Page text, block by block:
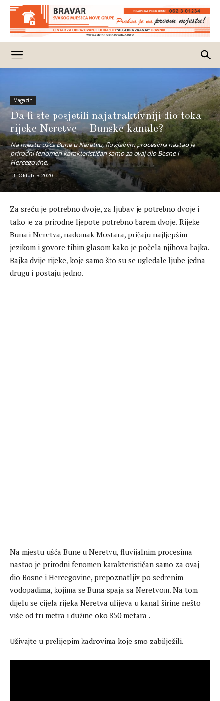
Magazin
Da li ste posjetili najatraktivniji dio toka
rijeke Neretve – Bunske kanale?
Na mjestu ušća Bune u Neretvu, fluvijalnim procesima nastao je
prirodni fenomen karakterističan samo za ovaj dio Bosne i
Hercegovine.
3. Oktobra 2020.
Za sreću je potrebno dvoje, za ljubav je potrebno dvoje i
tako je za prirodne ljepote potrebno barem dvoje. Rijeke
Buna i Neretva, nadomak Mostara, pričaju najljepšim
jezikom i govore tihim glasom kako je počela njihova bajka.
Bajka dvije rijeke, koje samo što su se ugledale ljube jedna
drugu i postaju jedno.
Na mjestu ušća Bune u Neretvu, fluvijalnim procesima
nastao je prirodni fenomen karakterističan samo za ovaj
dio Bosne i Hercegovine, prepoznatljiv po sedrenim
vodopadima, kojima se Buna spaja sa Neretvom. Na tom
dijelu se cijela rijeka Neretva ulijeva u kanal širine nešto
više od tri metra i dužine oko 850 metara .
Uživajte u prelijepim kadrovima koje smo zabilježili.